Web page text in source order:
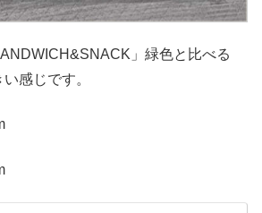
」緑色と比べる
感じです。